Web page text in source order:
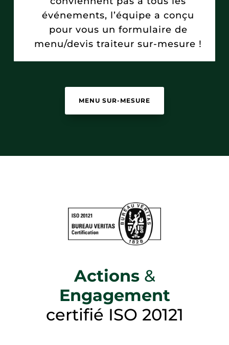
événements, l’équipe a conçu
pour vous un formulaire de
menu/devis traiteur sur-mesure !
MENU SUR-MESURE
Actions &
Engagement
certifié ISO 20121